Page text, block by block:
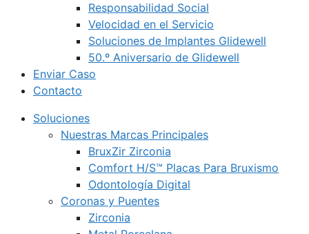
Responsabilidad Social
Velocidad en el Servicio
Soluciones de Implantes Glidewell
50.º Aniversario de Glidewell
Enviar Caso
Contacto
Soluciones
Nuestras Marcas Principales
BruxZir Zirconia
Comfort H/S™ Placas Para Bruxismo
Odontología Digital
Coronas y Puentes
Zirconia